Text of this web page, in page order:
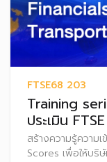
FTSE68 203
Training
ประเมิน
สร้างความรู้ความเ
Scores เพื่อให้บริ